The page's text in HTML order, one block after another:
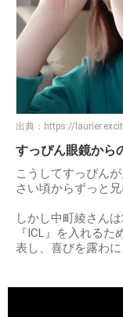
出典： https://
すっぴん眼鏡から
こうしてすっぴん
さい頃からずっと
しかし中町綾さん
『ICL』を入れる
表し、喜びを露わに